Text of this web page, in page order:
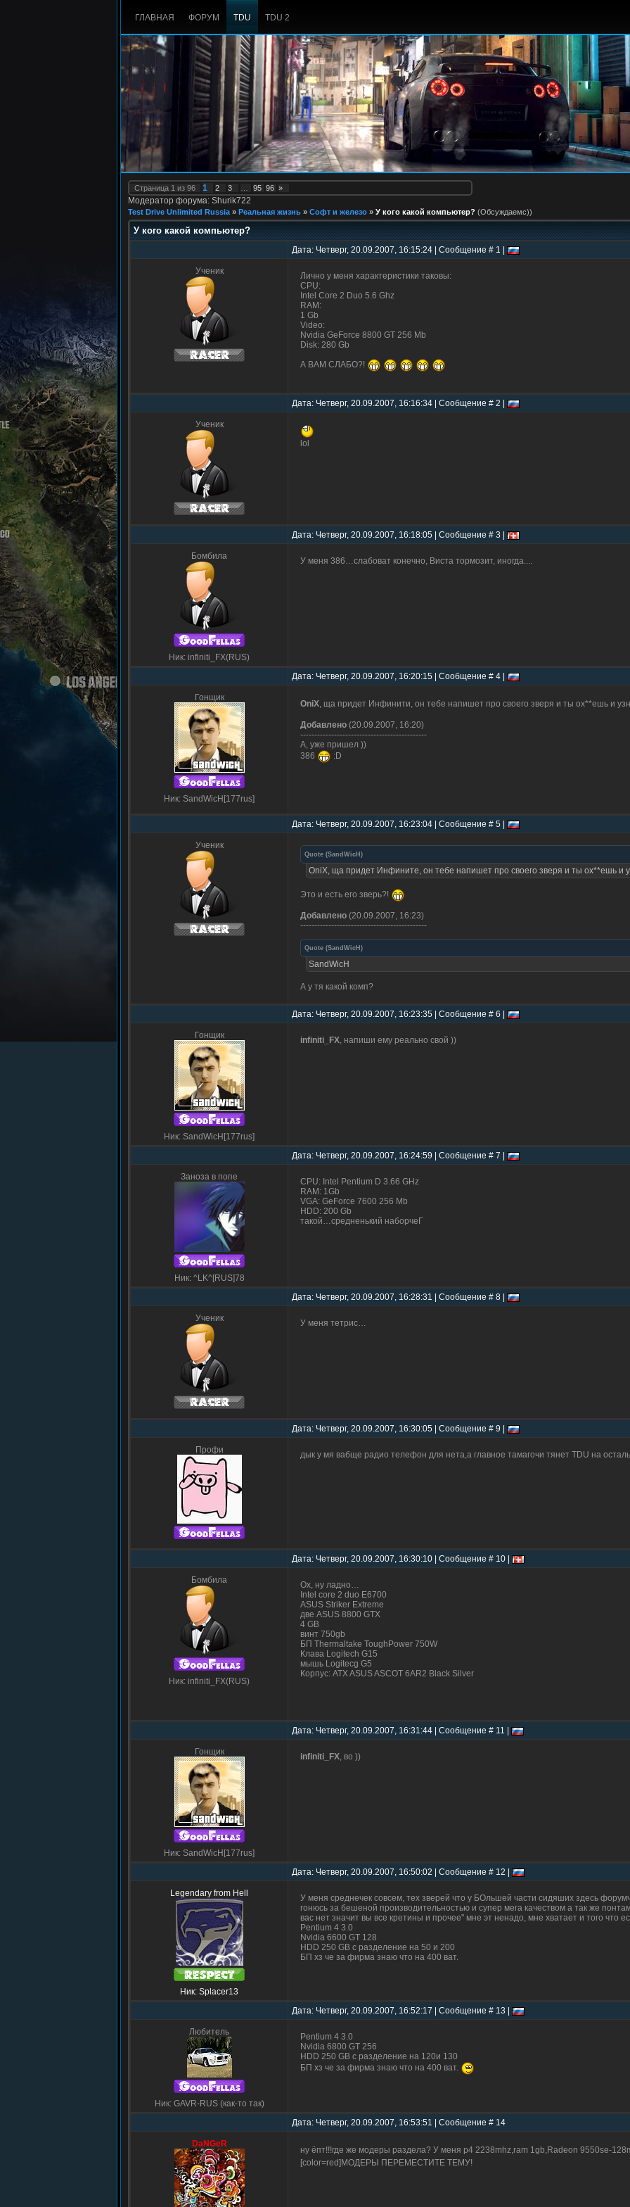
ГЛАВНАЯ ФОРУМ TDU TDU 2
Страница 1 из 96 1 2 3 95 96 »
Модератор форума: Shurik722
Test Drive Unlimited Russia » Реальная жизнь » Софт и железо » У кого какой компьютер? (Обсуждаемс))
У кого какой компьютер?
Дата: Четверг, 20.09.2007, 16:15:24 | Сообщение # 1 |
Ученик
Лично у меня характеристики таковы:
CPU:
Intel Core 2 Duo 5.6 Ghz
RAM:
1 Gb
Video:
Nvidia GeForce 8800 GT 256 Mb
Disk: 280 Gb
А ВАМ СЛАБО?!
Дата: Четверг, 20.09.2007, 16:16:34 | Сообщение # 2 |
Ученик
lol
Дата: Четверг, 20.09.2007, 16:18:05 | Сообщение # 3 |
Бомбила
Ник: infiniti_FX(RUS)
У меня 386…слабоват конечно, Виста тормозит, иногда....
Дата: Четверг, 20.09.2007, 16:20:15 | Сообщение # 4 |
Гонщик
Ник: SandWicH[177rus]
OniX, ща придет Инфинити, он тебе напишет про своего зверя и ты ох**ешь и
Добавлено (20.09.2007, 16:20)
---------------------------------------------
А, уже пришел ))
386
:D
Дата: Четверг, 20.09.2007, 16:23:04 | Сообщение # 5 |
Ученик
Quote (SandWicH )
OniX, ща придет Инфините, он тебе напишет про своего зверя и ты ох**ешь и
Это и есть его зверь?!
Добавлено (20.09.2007, 16:23)
---------------------------------------------
Quote (SandWicH )
SandWicH
А у тя какой комп?
Дата: Четверг, 20.09.2007, 16:23:35 | Сообщение # 6 |
Гонщик
Ник: SandWicH[177rus]
infiniti_FX, напиши ему реально свой ))
Дата: Четверг, 20.09.2007, 16:24:59 | Сообщение # 7 |
Заноза в попе
Ник: ^LK^[RUS]78
CPU: Intel Pentium D 3.66 GHz
RAM: 1Gb
VGA: GeForce 7600 256 Mb
HDD: 200 Gb
такой…средненький наборчеГ
Дата: Четверг, 20.09.2007, 16:28:31 | Сообщение # 8 |
Ученик У меня тетрис…
Дата: Четверг, 20.09.2007, 16:30:05 | Сообщение # 9 |
Профи дык у мя вабще радио телефон для нета,а главное тамагочи тянет TDU на
Дата: Четверг, 20.09.2007, 16:30:10 | Сообщение # 10 |
Бомбила
Ник: infiniti_FX(RUS)
Ох, ну ладно…
Intel core 2 duo E6700
ASUS Striker Extreme
две ASUS 8800 GTX
4 GB
винт 750gb
БП Thermaltake ToughPower 750W
Клава Logitech G15
мышь Logitecg G5
Корпус: ATX ASUS ASCOT 6AR2 Black Silver
Дата: Четверг, 20.09.2007, 16:31:44 | Сообщение # 11 |
Гонщик
Ник: SandWicH[177rus]
infiniti_FX, во ))
Дата: Четверг, 20.09.2007, 16:50:02 | Сообщение # 12 |
Legendary from Hell
Ник: Splacer13
У меня среднечек совсем, тех зверей что у БОльшей части сидяших здесь
гонюсь за бешеной производительностью и супер мега качеством а так же
вас нет значит вы все кретины и прочее" мне эт ненадо, мне хватает и того что
Pentium 4 3.0
Nvidia 6600 GT 128
HDD 250 GB с разделение на 50 и 200
БП хз че за фирма знаю что на 400 ват.
Дата: Четверг, 20.09.2007, 16:52:17 | Сообщение # 13 |
Любитель
Ник: GAVR-RUS (как-то так)
Pentium 4 3.0
Nvidia 6800 GT 256
HDD 250 GB с разделение на 120и 130
БП хз че за фирма знаю что на 400 ват.
Дата: Четверг, 20.09.2007, 16:53:51 | Сообщение # 14
DaNGeR
ну ёпт!!!где же модеры раздела? У меня p4 2238mhz,ram 1gb,Radeon 9550se-
[color=red]МОДЕРЫ ПЕРЕМЕСТИТЕ ТЕМУ!